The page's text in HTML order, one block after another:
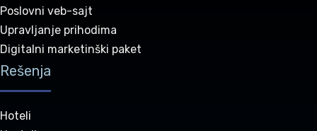
Poslovni veb-sajt
Upravljanje prihodima
Digitalni marketinški paket
Rešenja
Hoteli